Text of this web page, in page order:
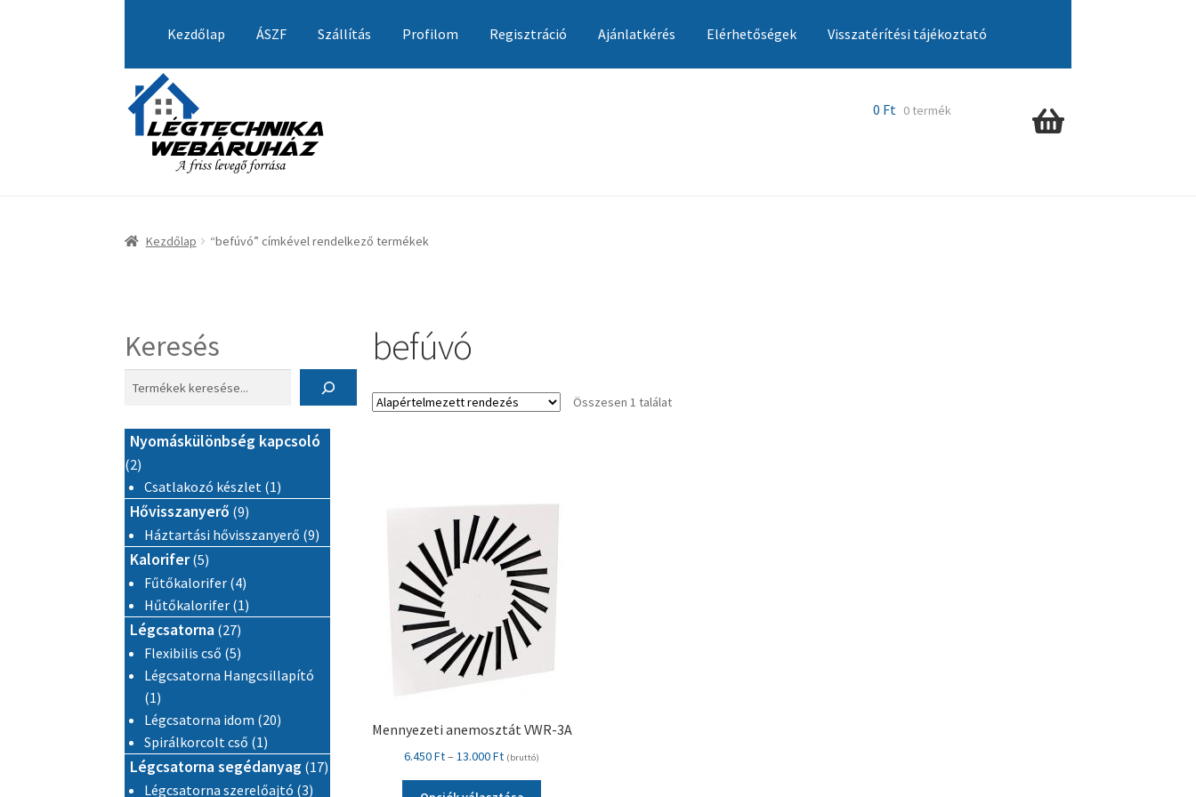
Kezdőlap ÁSZF Szállítás Profilom Regisztráció Ajánlatkérés Elérhetőségek Visszatérítési tájékoztató
KezdőlapA fiókom
Visszatérítési tájékoztató
0 Ft 0 termék
Kezdőlap “befúvó” címkével rendelkező termékek
befúvó
Összesen 1 találat
Mennyezeti anemosztát VWR-3A
6.450Ft– 13.000FtÁrtartomány:
(bruttó)
Keresés
Nyomáskülönbség kapcsoló
22 termék
Csatlakozó készlet 11 termék
Hővisszanyerő 99 termék
Háztartási hővisszanyerő 99 termék
Kalorifer 55 termék
Fűtőkalorifer 44 termék
Hűtőkalorifer 11 termék
Légcsatorna 2727 termék
Flexibilis cső 55 termék
Légcsatorna Hangcsillapító
11 termék
Légcsatorna idom 2020 termék
Spirálkorcolt cső 11 termék
Légcsatorna segédanyag 1717 termék
Légcsatorna szerelőajtó 33 termék